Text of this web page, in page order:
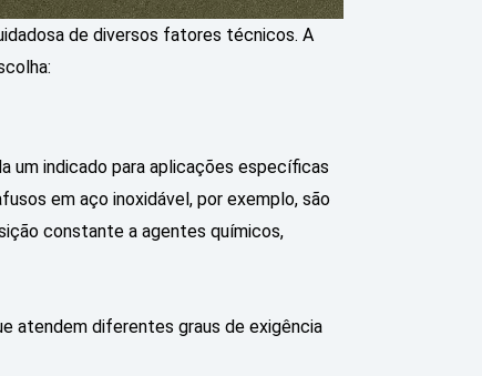
de diversos fatores técnicos. A
um indicado para aplicações específicas
em aço inoxidável, por exemplo, são
constante a agentes químicos,
atendem diferentes graus de exigência